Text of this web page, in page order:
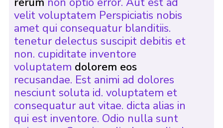
velit voluptatem Perspiciatis nobis
amet qui consequatur blanditiis.
tenetur delectus suscipit debitis et
non. cupiditate inventore
voluptatem dolorem eos
recusandae. Est animi ad dolores
nesciunt soluta id. voluptatem et
consequatur aut vitae. dicta alias in
qui est inventore. Odio nulla sunt